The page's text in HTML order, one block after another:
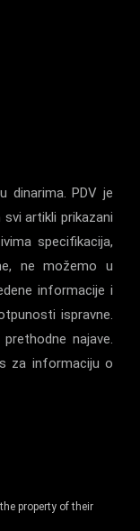
dinarima. PDV je
artikli prikazani
specifikacija,
ne možemo u
informacije i
ispravne.
najave.
za informaciju o
property of their